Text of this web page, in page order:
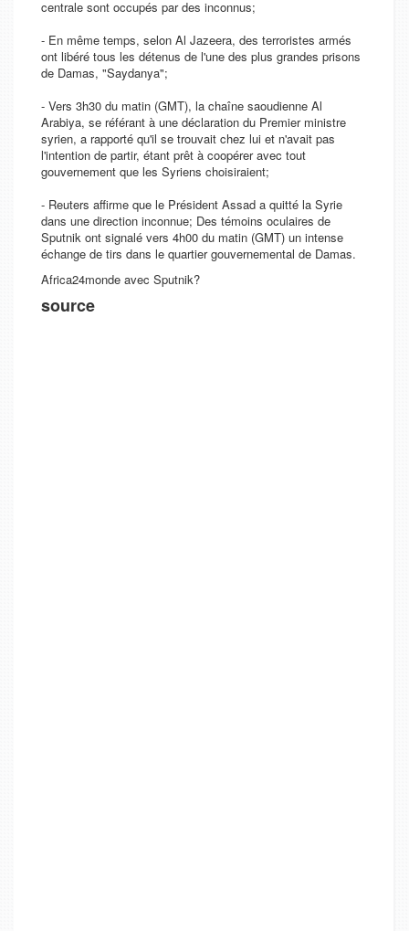
centrale sont occupés par des inconnus;
- En même temps, selon Al Jazeera, des terroristes armés
ont libéré tous les détenus de l'une des plus grandes prisons
de Damas, "Saydanya";
- Vers 3h30 du matin (GMT), la chaîne saoudienne Al
Arabiya, se référant à une déclaration du Premier ministre
syrien, a rapporté qu'il se trouvait chez lui et n'avait pas
l'intention de partir, étant prêt à coopérer avec tout
gouvernement que les Syriens choisiraient;
- Reuters affirme que le Président Assad a quitté la Syrie
dans une direction inconnue; Des témoins oculaires de
Sputnik ont signalé vers 4h00 du matin (GMT) un intense
échange de tirs dans le quartier gouvernemental de Damas.
Africa24monde avec Sputnik?
source